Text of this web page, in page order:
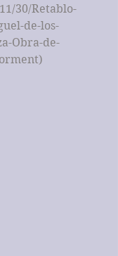
30/Retablo-
de-los-
Obra-de-